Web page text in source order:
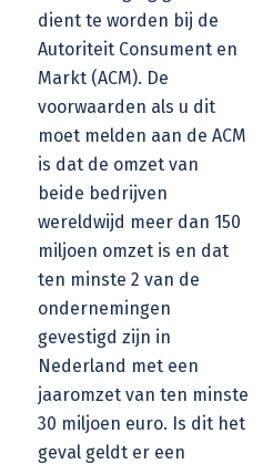
dient te worden bij de
Autoriteit Consument en
Markt (ACM). De
voorwaarden als u dit
moet melden aan de ACM
is dat de omzet van
beide bedrijven
wereldwijd meer dan 150
miljoen omzet is en dat
ten minste 2 van de
ondernemingen
gevestigd zijn in
Nederland met een
jaaromzet van ten minste
30 miljoen euro. Is dit het
geval geldt er een